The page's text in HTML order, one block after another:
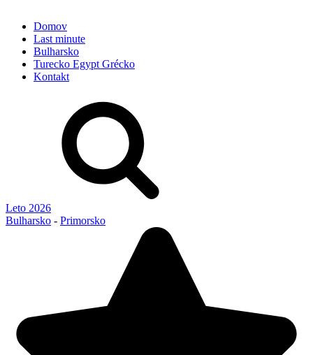
Domov
Last minute
Bulharsko
Turecko Egypt Grécko
Kontakt
Leto 2026
Bulharsko - Primorsko